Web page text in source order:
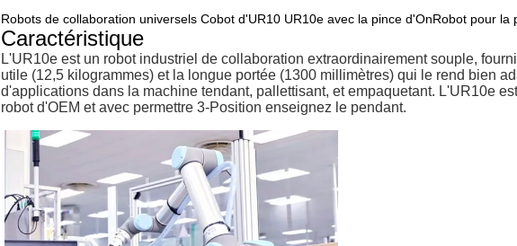
Robots de collaboration universels Cobot d'UR10 UR10e avec la pince d'OnRobot pour
Caractéristique
L'UR10e est un robot industriel de collaboration extraordinairement souple,
utile (12,5 kilogrammes) et la longue portée (1300 millimètres) qui le rend bien
d'applications dans la machine tendant, pallettisant, et empaquetant. L'UR10e
robot d'OEM et avec permettre 3-Position enseignez le pendant.